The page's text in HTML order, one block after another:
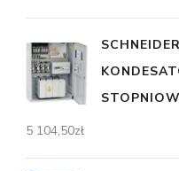
5 104,50zł